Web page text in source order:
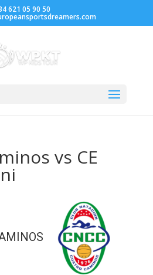
621 05 90 50
vs CE